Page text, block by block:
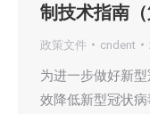
制技术指南（
政策文件 cndent
为进一步做好新
效降低新型冠状